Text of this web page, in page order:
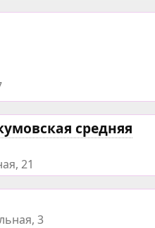
средняя
21
3